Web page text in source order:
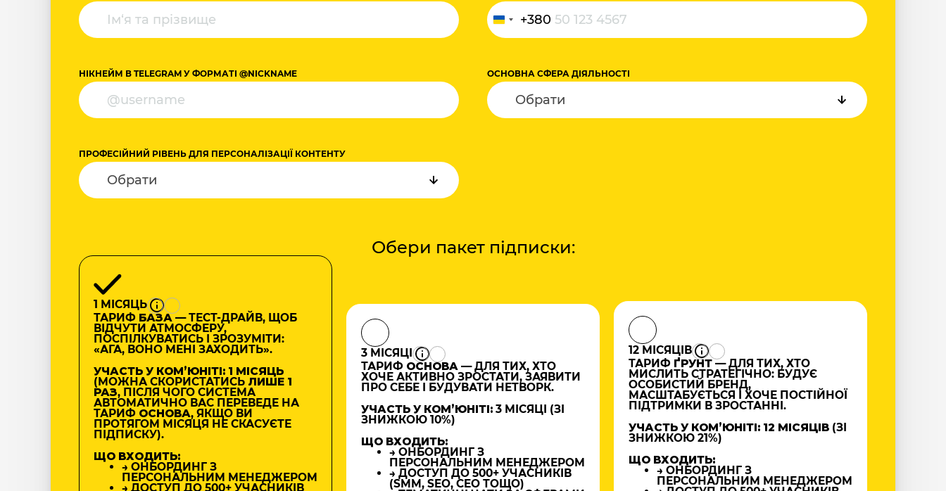
Україна
+380
+380
НІКНЕЙМ В TELEGRAM У ФОРМАТІ @NICKNAME ОСНОВНА СФЕРА ДІЯЛЬНОСТІ
ПРОФЕСІЙНИЙ РІВЕНЬ ДЛЯ ПЕРСОНАЛІЗАЦІЇ КОНТЕНТУ
Обери пакет підписки:
1 МІСЯЦЬ
ТАРИФ БАЗА— ТЕСТ-ДРАЙВ, ЩОБ
ВІДЧУТИ АТМОСФЕРУ,
ПОСПІЛКУВАТИСЬ І ЗРОЗУМІТИ:
«АГА, ВОНО МЕНІ ЗАХОДИТЬ».
УЧАСТЬ У КОМʼЮНІТІ: 1 МІСЯЦЬ
(МОЖНА СКОРИСТАТИСЬ ЛИШЕ 1
РАЗ, ПІСЛЯ ЧОГО СИСТЕМА
АВТОМАТИЧНО ВАС ПЕРЕВЕДЕ НА
ТАРИФ ОСНОВА, ЯКЩО ВИ
ПРОТЯГОМ МІСЯЦЯ НЕ СКАСУЄТЕ
ПІДПИСКУ).
ЩО ВХОДИТЬ:
→ ОНБОРДИНГ З
ПЕРСОНАЛЬНИМ МЕНЕДЖЕРОМ
→ ДОСТУП ДО 500+ УЧАСНИКІВ
3 МІСЯЦІ
ТАРИФ ОСНОВА — ДЛЯ ТИХ, ХТО
ХОЧЕ АКТИВНО ЗРОСТАТИ, ЗАЯВИТИ
ПРО СЕБЕ І БУДУВАТИ НЕТВОРК.
УЧАСТЬ У КОМʼЮНІТІ: 3 МІСЯЦІ (ЗІ
ЗНИЖКОЮ 10%)
ЩО ВХОДИТЬ:
→ ОНБОРДИНГ З
ПЕРСОНАЛЬНИМ МЕНЕДЖЕРОМ
→ ДОСТУП ДО 500+ УЧАСНИКІВ
(SMM, SEO, CEO ТОЩО)
12 МІСЯЦІВ
ТАРИФ ҐРУНТ— ДЛЯ ТИХ, ХТО
МИСЛИТЬ СТРАТЕГІЧНО: БУДУЄ
ОСОБИСТИЙ БРЕНД,
МАСШТАБУЄТЬСЯ І ХОЧЕ ПОСТІЙНОЇ
ПІДТРИМКИ В ЗРОСТАННІ.
УЧАСТЬ У КОМʼЮНІТІ: 12 МІСЯЦІВ (ЗІ
ЗНИЖКОЮ 21%)
ЩО ВХОДИТЬ:
→ ОНБОРДИНГ З
ПЕРСОНАЛЬНИМ МЕНЕДЖЕРОМ